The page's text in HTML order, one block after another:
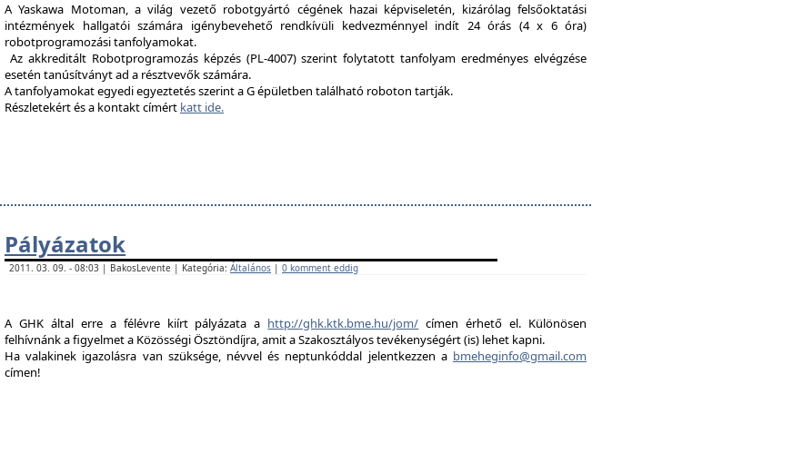
A Yaskawa Motoman, a világ vezető robotgyártó cégének hazai képviseletén, kizárólag felsőoktatási
intézmények hallgatói számára igénybevehető rendkívüli kedvezménnyel indít 24 órás (4 x 6 óra)
robotprogramozási tanfolyamokat.
Az akkreditált Robotprogramozás képzés (PL-4007) szerint folytatott tanfolyam eredményes elvégzése
esetén tanúsítványt ad a résztvevők számára.
A tanfolyamokat egyedi egyeztetés szerint a G épületben található roboton tartják.
Részletekért és a kontakt címért katt ide.
Pályázatok
2011. 03. 09. - 08:03 | BakosLevente | Kategória: Általános | 0 komment eddig
A GHK által erre a félévre kiírt pályázata a http://ghk.ktk.bme.hu/jom/ címen érhető el. Különösen
felhívnánk a figyelmet a Közösségi Ösztöndíjra, amit a Szakosztályos tevékenységért (is) lehet kapni.
Ha valakinek igazolásra van szüksége, névvel és neptunkóddal jelentkezzen a bmeheginfo@gmail.com
címen!